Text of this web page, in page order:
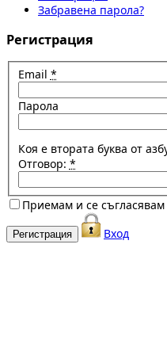
Забравена парола?
Регистрация
Email *
Парола
Коя е втората буква от
Отговор: *
Приемам и се съгласявам
Вход